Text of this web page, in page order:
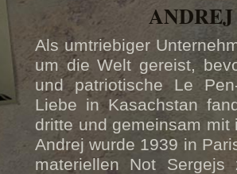
Als umtriebiger
um die Welt gereist,
und patriotische Le
Liebe in Kasachstan
dritte und gemeinsam
Andrej wurde 1939 in
materiellen Not